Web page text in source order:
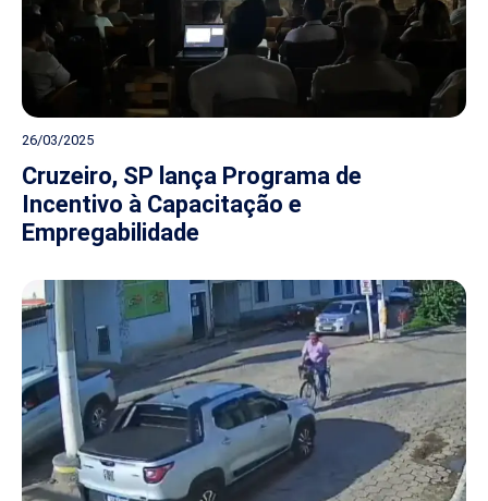
26/03/2025
Cruzeiro, SP lança Programa de
Incentivo à Capacitação e
Empregabilidade